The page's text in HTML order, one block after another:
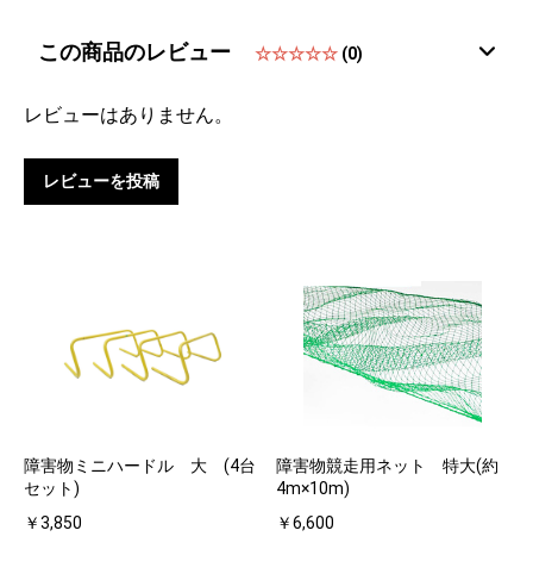
この商品のレビュー ☆☆☆☆☆ (0)
レビューはありません。
レビューを投稿
障害物ミニハードル 大 (4台
セット)
￥3,850
障害物競走用ネット 特大(約
4m×10m)
￥6,600